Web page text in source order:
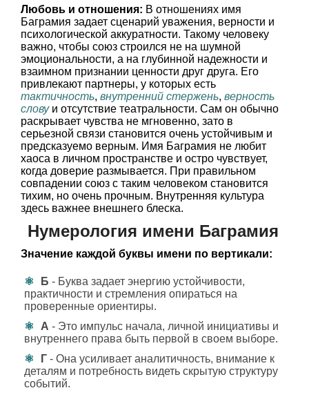
Любовь и отношения: В отношениях имя
Баграмия задает сценарий уважения, верности и
психологической аккуратности. Такому человеку
важно, чтобы союз строился не на шумной
эмоциональности, а на глубинной надежности и
взаимном признании ценности друг друга. Его
привлекают партнеры, у которых есть
тактичность, внутренний стержень, верность
словуи отсутствие театральности. Сам он обычно
раскрывает чувства не мгновенно, зато в
серьезной связи становится очень устойчивым и
предсказуемо верным. Имя Баграмия не любит
хаоса в личном пространстве и остро чувствует,
когда доверие размывается. При правильном
совпадении союз с таким человеком становится
тихим, но очень прочным. Внутренняя культура
здесь важнее внешнего блеска.
Нумерология имени Баграмия
Значение каждой буквы имени по вертикали:
Б - Буква задает энергию устойчивости,
практичности и стремления опираться на
проверенные ориентиры.
А - Это импульс начала, личной инициативы и
внутреннего права быть первой в своем выборе.
Г - Она усиливает аналитичность, внимание к
деталям и потребность видеть скрытую структуру
событий.